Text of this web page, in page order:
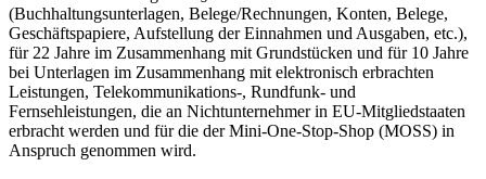
(Buchhaltungsunterlagen, Belege/Rechnungen, Konten, Belege,
Geschäftspapiere, Aufstellung der Einnahmen und Ausgaben, etc.),
für 22 Jahre im Zusammenhang mit Grundstücken und für 10 Jahre
bei Unterlagen im Zusammenhang mit elektronisch erbrachten
Leistungen, Telekommunikations-, Rundfunk- und
Fernsehleistungen, die an Nichtunternehmer in EU-Mitgliedstaaten
erbracht werden und für die der Mini-One-Stop-Shop (MOSS) in
Anspruch genommen wird.